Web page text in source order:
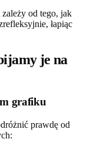
od tego, jak
łapiąc
je na
grafiku
prawdę od